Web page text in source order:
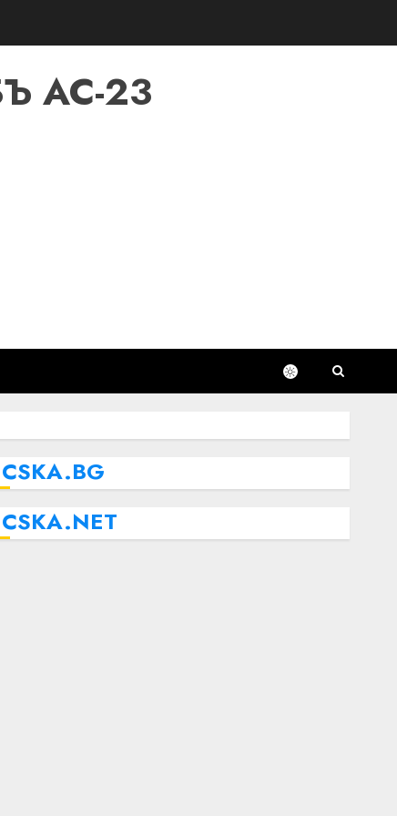
AC-23
CSKA.BG
CSKA.NET